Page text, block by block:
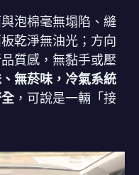
泡棉毫無塌陷、縫
乾淨無油光；方向
質感，無黏手或壓
無菸味，冷氣系統
，可說是一輛「接